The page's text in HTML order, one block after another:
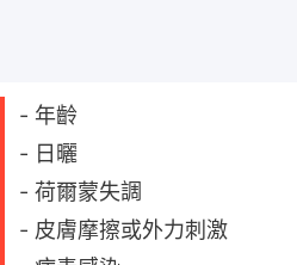
- 年齡
- 日曬
- 荷爾蒙失調
- 皮膚摩擦或外力刺激